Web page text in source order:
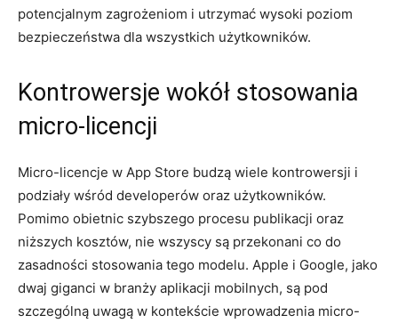
potencjalnym zagrożeniom i‌ utrzymać wysoki poziom
bezpieczeństwa dla wszystkich użytkowników.
Kontrowersje wokół stosowania
micro-licencji
Micro-licencje w App⁢ Store budzą wiele kontrowersji ⁢i
podziały wśród developerów oraz użytkowników.
Pomimo obietnic szybszego procesu publikacji oraz
niższych‌ kosztów, nie wszyscy są przekonani co do
zasadności stosowania tego modelu. Apple i Google, jako
dwaj giganci w branży aplikacji mobilnych, są⁣ pod
szczególną uwagą w kontekście wprowadzenia micro-